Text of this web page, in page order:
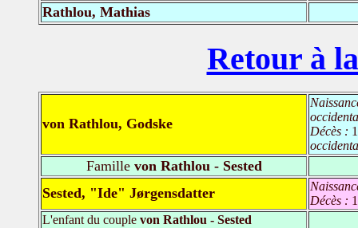
Rathlou, Mathias
Retour à
von Rathlou, Godske
Décès :
Famillevon Rathlou - Sested
Sested, "Ide" Jørgensdatter
Décès :
L'enfant du couple von Rathlou - Sested